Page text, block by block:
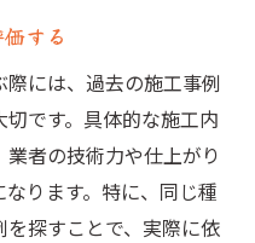
する
には、過去の施工事例
です。具体的な施工内
者の技術力や仕上がり
ります。特に、同じ種
探すことで、実際に依